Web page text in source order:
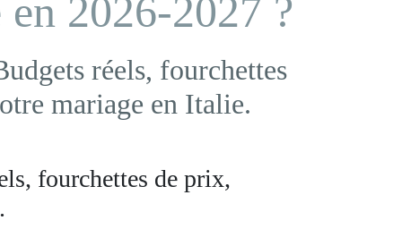
2026-2027 ?
réels, fourchettes
mariage en Italie.
fourchettes de prix,